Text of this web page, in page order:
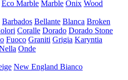
Eco Marble Marble Onix Wood
Barbados Bellante Blanca Broken
Coralle Dorado Dorado Stone
Fuoco Graniti Grigia Karyntia
Onde
New England Bianco